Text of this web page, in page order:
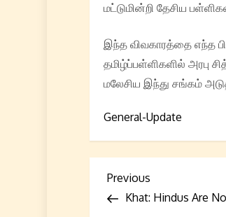
மட்டுமின்றி தேசிய
இந்த விவகாரத்தை எந்த
தமிழ்ப்பள்ளிகளில் அரபு
மலேசிய இந்து சங்கம்
General-Update
P
Previous
Post
Previous
Khat: Hindus Are